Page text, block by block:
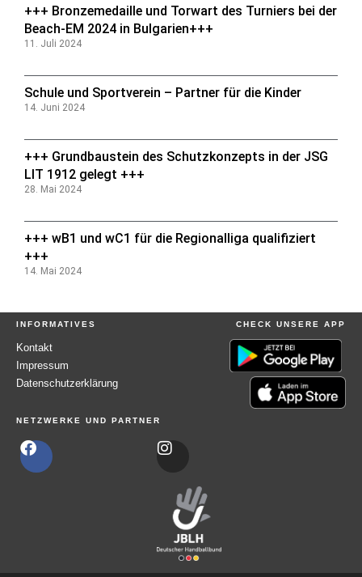
+++ Bronzemedaille und Torwart des Turniers bei der
Beach-EM 2024 in Bulgarien+++
11. Juli 2024
Schule und Sportverein – Partner für die Kinder
14. Juni 2024
+++ Grundbaustein des Schutzkonzepts in der JSG
LIT 1912 gelegt +++
28. Mai 2024
+++ wB1 und wC1 für die Regionalliga qualifiziert
+++
14. Mai 2024
INFORMATIVES
Kontakt
Impressum
Datenschutzerklärung
CHECK UNSERE APP
NETZWERKE UND PARTNER
F
t
a
g
r
a